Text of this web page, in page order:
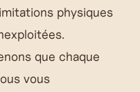
physiques
que chaque
vous